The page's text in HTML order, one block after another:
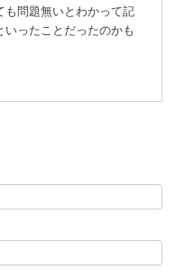
も問題無いとわかって記
いったことだったのかも